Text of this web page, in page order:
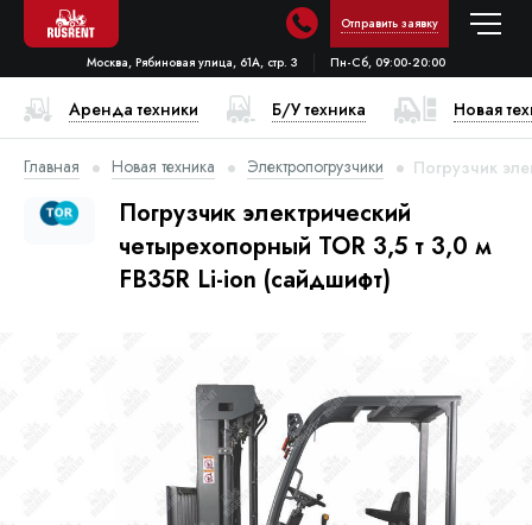
Отправить заявку
Москва, Рябиновая улица, 61А, стр. 3 Пн-Сб, 09:00-20:00
Аренда техники Б/У техника Новая
Главная Новая техника Электропогрузчики Погрузчик
Погрузчик электрический
четырехопорный TOR 3,5 т 3,0 м
FB35R Li-ion (сайдшифт)